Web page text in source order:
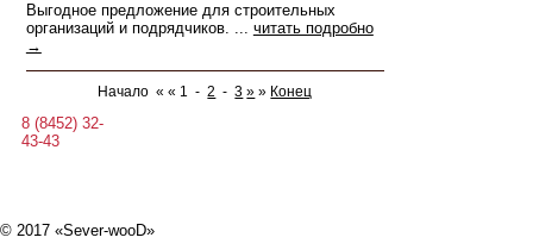
Выгодное предложение для строительных
организаций и подрядчиков. ... читать подробно
→
Начало « « 1 -2 -3 » » Конец
8 (8452) 32-
43-43
© 2017 «Sever-wooD»